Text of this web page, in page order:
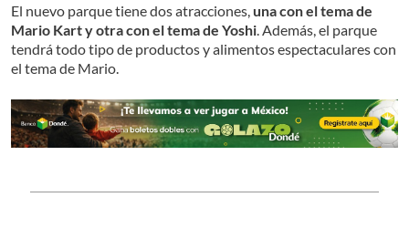
El nuevo parque tiene dos atracciones, una con el tema de
Mario Kart y otra con el tema de Yoshi. Además, el parque
tendrá todo tipo de productos y alimentos espectaculares con
el tema de Mario.